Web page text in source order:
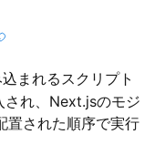
まれるスクリプト
され、Next.jsのモジ
置された順序で実行